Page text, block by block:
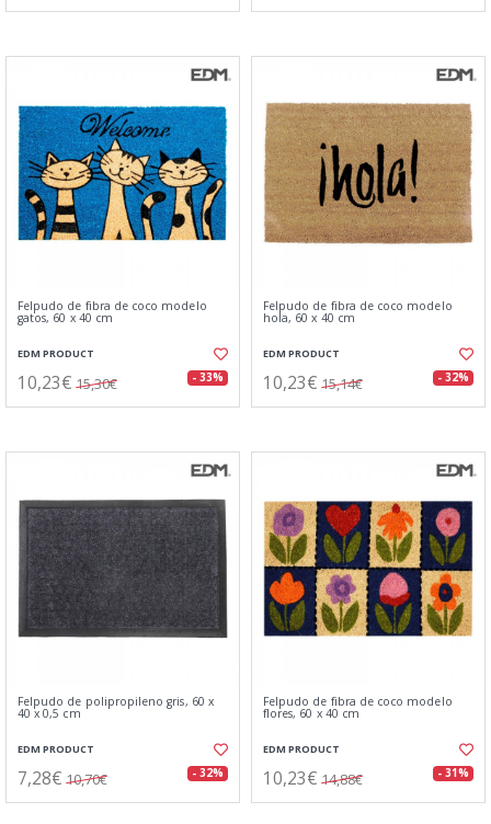
Felpudo de fibra de coco modelo
gatos, 60 x 40 cm
EDM PRODUCT
10,23€ 15,30€ - 33%
Felpudo de fibra de coco modelo
hola, 60 x 40 cm
EDM PRODUCT
10,23€ 15,14€ - 32%
Felpudo de polipropileno gris, 60 x
40 x 0,5 cm
EDM PRODUCT
7,28€ 10,70€ - 32%
Felpudo de fibra de coco modelo
flores, 60 x 40 cm
EDM PRODUCT
10,23€ 14,88€ - 31%